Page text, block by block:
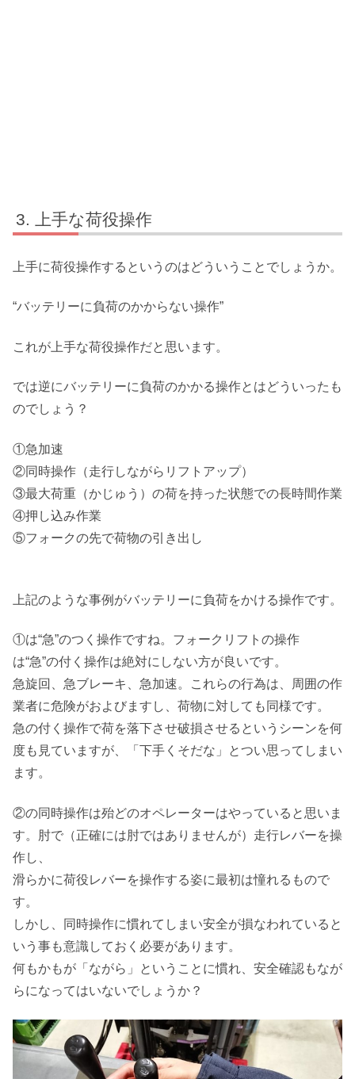
上手な荷役操作
上手に荷役操作するというのはどういうことでしょうか。
“バッテリーに負荷のかからない操作”
これが上手な荷役操作だと思います。
では逆にバッテリーに負荷のかかる操作とはどういったも
のでしょう？
①急加速
②同時操作（走行しながらリフトアップ）
③最大荷重（かじゅう）の荷を持った状態での長時間作業
④押し込み作業
⑤フォークの先で荷物の引き出し
上記のような事例がバッテリーに負荷をかける操作です。
①は“急”のつく操作ですね。フォークリフトの操作
は“急”の付く操作は絶対にしない方が良いです。
急旋回、急ブレーキ、急加速。これらの行為は、周囲の作
業者に危険がおよびますし、荷物に対しても同様です。
急の付く操作で荷を落下させ破損させるというシーンを何
度も見ていますが、「下手くそだな」とつい思ってしまい
ます。
②の同時操作は殆どのオペレーターはやっていると思いま
す。肘で（正確には肘ではありませんが）走行レバーを操
作し、
滑らかに荷役レバーを操作する姿に最初は憧れるもので
す。
しかし、同時操作に慣れてしまい安全が損なわれていると
いう事も意識しておく必要があります。
何もかもが「ながら」ということに慣れ、安全確認もなが
らになってはいないでしょうか？